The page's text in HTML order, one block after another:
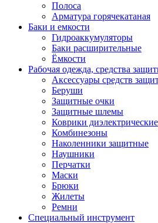
Полоса
Арматура горячекатаная
Баки и емкости
Гидроаккумуляторы
Баки расширительные
Ёмкости
Рабочая одежда, средства
Аксессуары средств
Беруши
Защитные очки
Защитные шлемы
Коврики диэлектрические
Комбинезоны
Наколенники защитные
Наушники
Перчатки
Маски
Брюки
Жилеты
Ремни
Специальный инструмент